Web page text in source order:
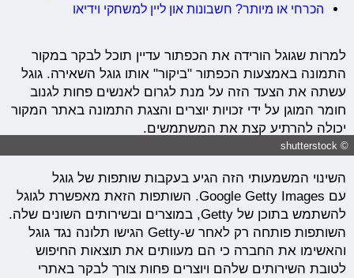
הכרחי או מיותר? חשבונות און ליין למשחקי וידיאו
למרות שגוגל הורידה את הכפתור עדיין תוכל לבקר במקור
התמונה באמצעות הכפתור "ביקור" אותו גוגל השאירה. גוגל
עשתה את הצעד הזה על מנת לגרום לאנשים פחות לגנוב
חומר המוגן על ידי זכויות יוצרים והצגת התמונה באתר המקור
יכולה להרתיע קצת את המשתמשים.
© shutterstock
השינוי המשמעותי הזה הגיע בעקבות שותפות של גוגל
עם Google Getty Images. השותפות הזאת מאפשרת לגוגל
להשתמש בתוכן של Getty, במוצרים ובשירותים השונים שלה.
השותפות פותחה רק לאחר ש-Getty הגישו תלונה נגד גוגל
והאשימו את החברה כי הם מעוותים את תוצאות החיפוש
לטובת השירותים שלהם ויוצרים פחות צורך לבקר באתרי